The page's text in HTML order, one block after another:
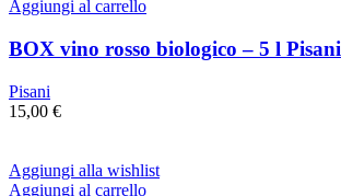
Aggiungi al carrello
BOX vino rosso biologico – 5 l Pisani
Pisani
15,00 €
Aggiungi alla wishlist
Aggiungi al carrello